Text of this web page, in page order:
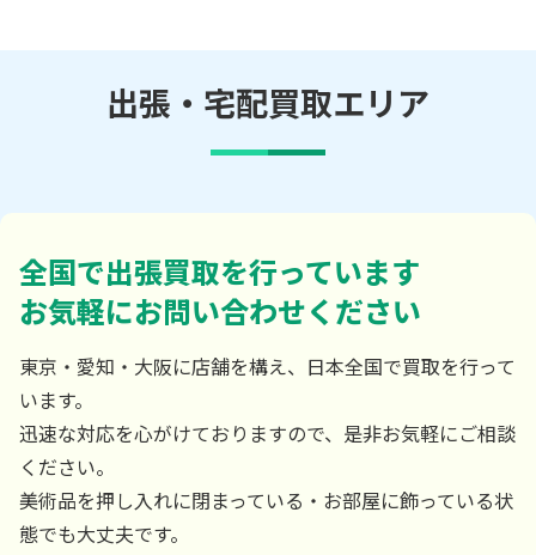
出張・宅配買取エリア
全国で出張買取を行っています
お気軽にお問い合わせください
東京・愛知・大阪に店舗を構え、日本全国で買取を行って
います。
迅速な対応を心がけておりますので、是非お気軽にご相談
ください。
美術品を押し入れに閉まっている・お部屋に飾っている状
態でも大丈夫です。